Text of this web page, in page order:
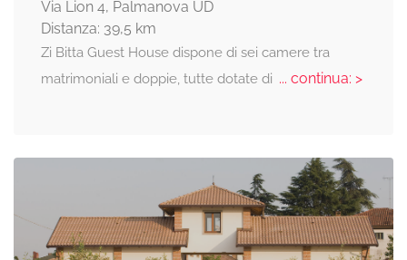
Via Lion 4, Palmanova UD
Distanza: 39,5 km
Zi Bitta Guest House dispone di sei camere tra
matrimoniali e doppie, tutte dotate di ... continua: >